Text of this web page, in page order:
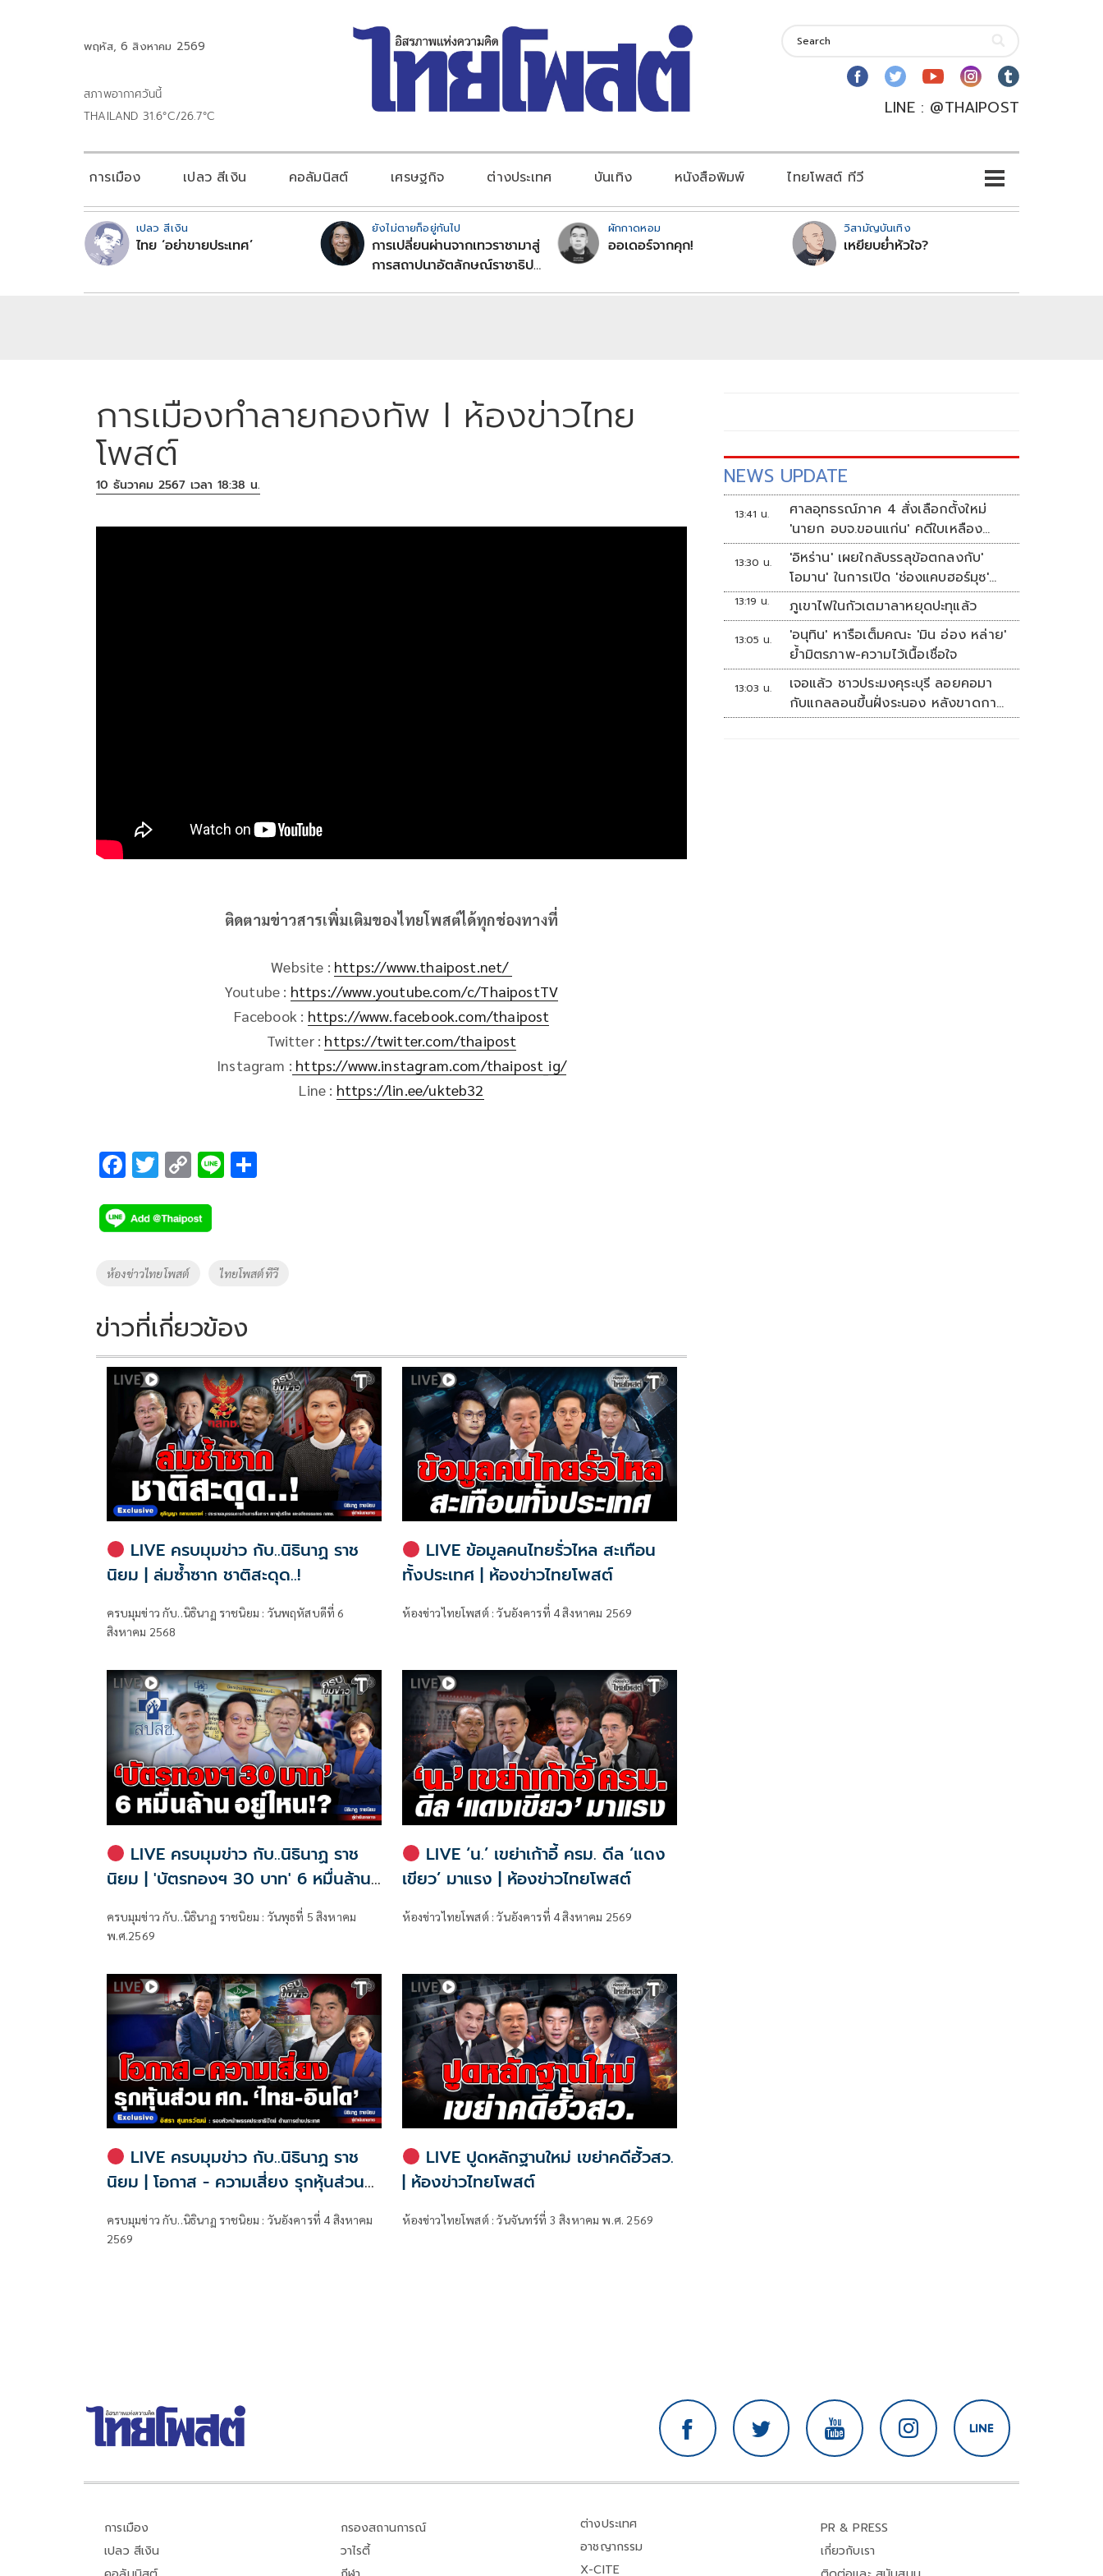
พฤหัส, 6 สิงหาคม 2569
สภาพอากาศวันนี้
THAILAND 31.6°C/26.7°C
LINE : @THAIPOST
การเมือง เปลว สีเงิน คอลัมนิสต์ เศรษฐกิจ ต่างประเทศ บันเทิง หนังสือพิมพ์ ไทยโพสต์ ทีวี
เปลว สีเงิน
ไทย ‘อย่าขายประเทศ’
ยังไม่ตายก็อยู่กันไป
การเปลี่ยนผ่านจากเทวราชามาสู่
การสถาปนาอัตลักษณ์ราชาธิป
ผักกาดหอม
ออเดอร์จากคุก!
วิสามัญบันเทิง
เหยียบย่ำหัวใจ?
การเมืองทำลายกองทัพ I ห้องข่าวไทย
โพสต์
10 ธันวาคม 2567 เวลา 18:38 น.
ติดตามข่าวสารเพิ่มเติมของไทยโพสต์ได้ทุกช่องทางที่
Website : https://www.thaipost.net/
Youtube : https://www.youtube.com/c/ThaipostTV
Facebook : https://www.facebook.com/thaipost
Twitter : https://twitter.com/thaipost
Instagram : https://www.instagram.com/thaipost_ig/
Line : https://lin.ee/ukteb32
F
e
b
o
k
T
tt
er
C
p
y
k
Li
Tags
ห้องข่าวไทยโพสต์ ไทยโพสต์ทีวี
ข่าวที่เกี่ยวข้อง
LIVE ครบมุมข่าว กับ..นิธินาฏ ราช
นิยม | ล่มซ้ำซาก ชาติสะดุด..!
ครบมุมข่าว กับ..นิธินาฏ ราชนิยม : วันพฤหัสบดีที่ 6
สิงหาคม 2568
LIVE ข้อมูลคนไทยรั่วไหล สะเทือน
ทั้งประเทศ | ห้องข่าวไทยโพสต์
ห้องข่าวไทยโพสต์ : วันอังคารที่ 4 สิงหาคม 2569
LIVE ครบมุมข่าว กับ..นิธินาฏ ราช
นิยม | 'บัตรทองฯ 30 บาท' 6 หมื่นล้าน
ครบมุมข่าว กับ..นิธินาฏ ราชนิยม : วันพุธที่ 5 สิงหาคม
พ.ศ.2569
LIVE ‘น.’ เขย่าเก้าอี้ ครม. ดีล ‘แดง
เขียว’ มาแรง | ห้องข่าวไทยโพสต์
ห้องข่าวไทยโพสต์ : วันอังคารที่ 4 สิงหาคม 2569
LIVE ครบมุมข่าว กับ..นิธินาฏ ราช
นิยม | โอกาส - ความเสี่ยง รุกหุ้นส่วน
ครบมุมข่าว กับ..นิธินาฏ ราชนิยม : วันอังคารที่ 4 สิงหาคม
2569
LIVE ปูดหลักฐานใหม่ เขย่าคดีฮั้วสว.
| ห้องข่าวไทยโพสต์
ห้องข่าวไทยโพสต์ : วันจันทร์ที่ 3 สิงหาคม พ.ศ. 2569
NEWS UPDATE
13:41 น.
ศาลอุทธรณ์ภาค 4 สั่งเลือกตั้งใหม่
'นายก อบจ.ขอนแก่น' คดีใบเหลือง
'วัฒนา ช่างเหลา'
13:30 น.
'อิหร่าน' เผยใกล้บรรลุข้อตกลงกับ'
โอมาน' ในการเปิด 'ช่องแคบฮอร์มุซ'
แล้ว แต่การเปิดขึ้นอยู่กับสหรัฐฯ
13:19 น. ภูเขาไฟในกัวเตมาลาหยุดปะทุแล้ว
13:05 น.
'อนุทิน' หารือเต็มคณะ 'มิน อ่อง หล่าย'
ย้ำมิตรภาพ-ความไว้เนื้อเชื่อใจ
13:03 น.
เจอแล้ว ชาวประมงคุระบุรี ลอยคอมา
กับแกลลอนขึ้นฝั่งระนอง หลังขาดการ
ติดต่อหลายวัน
การเมือง
เปลว สีเงิน
กรองสถานการณ์
วาไรตี้
ต่างประเทศ
อาชญากรรม
X-CITE
PR & PRESS
เกี่ยวกับเรา